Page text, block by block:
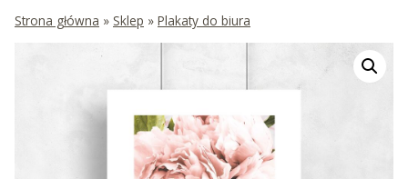
Strona główna » Sklep » Plakaty do biura